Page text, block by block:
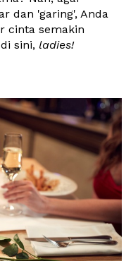
dan 'garing', Anda
cinta semakin
sini, ladies!